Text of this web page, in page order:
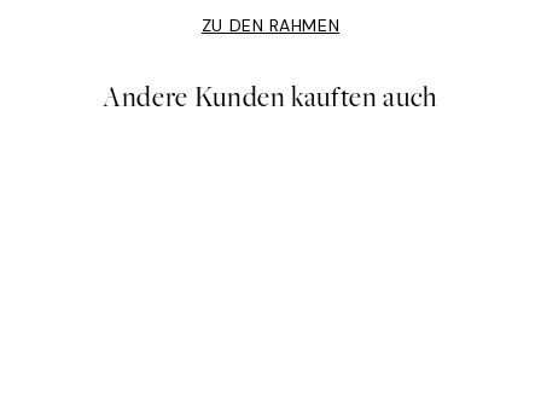
ZU DEN RAHMEN
Andere Kunden kauften auch